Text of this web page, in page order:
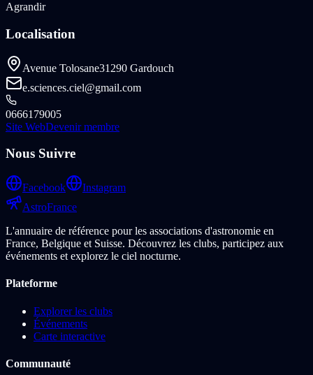
Agrandir
Localisation
Avenue Tolosane31290 Gardouch
e.sciences.ciel@gmail.com
0666179005
Site WebDevenir membre
Nous Suivre
Facebook
Instagram
AstroFrance
L'annuaire de référence pour les associations d'astronomie en
France, Belgique et Suisse. Découvrez les clubs, participez aux
événements et explorez le ciel nocturne.
Plateforme
Explorer les clubs
Événements
Carte interactive
Communauté